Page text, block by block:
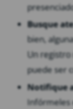
Busque
bien,
Un
puede ser
Notifique
Infórmeles